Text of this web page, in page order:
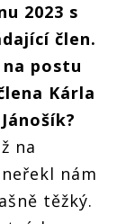
2023 s
člen.
postu
Kárla
na
nám
těžký.